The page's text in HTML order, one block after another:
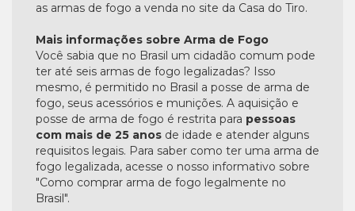
as armas de fogo a venda no site da Casa do Tiro.
Mais informações sobre Arma de Fogo
Você sabia que no Brasil um cidadão comum pode
ter até seis armas de fogo legalizadas? Isso
mesmo, é permitido no Brasil a posse de arma de
fogo, seus acessórios e munições. A aquisição e
posse de arma de fogo é restrita para pessoas
com mais de 25 anos de idade e atender alguns
requisitos legais. Para saber como ter uma arma de
fogo legalizada, acesse o nosso informativo sobre
"Como comprar arma de fogo legalmente no
Brasil".